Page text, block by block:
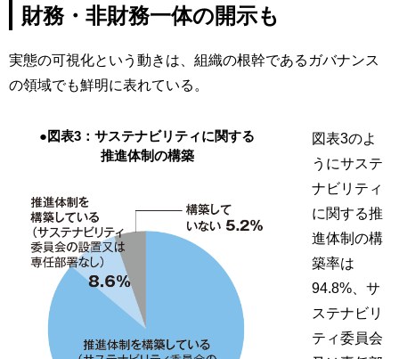
財務・非財務一体の開示も
実態の可視化という動きは、組織の根幹であるガバナンス
の領域でも鮮明に表れている。
●図表3：サステナビリティに関する
推進体制の構築
図表3のよ
うにサステ
ナビリティ
に関する推
進体制の構
築率は
94.8%、サ
ステナビリ
ティ委員会